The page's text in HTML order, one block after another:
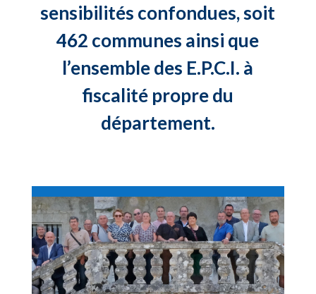
sensibilités confondues, soit
462 communes ainsi que
l’ensemble des E.P.C.I. à
fiscalité propre du
département.